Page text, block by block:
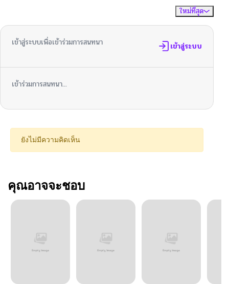
ใหม่ที่สุด
เข้าสู่ระบบเพื่อเข้าร่วมการสนทนา เข้าสู่ระบบ
เข้าร่วมการสนทนา...
ยังไม่มีความคิดเห็น
คุณอาจจะชอบ